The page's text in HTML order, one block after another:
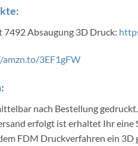
Absaugung 3D Druck:
3EF1gFW
nach Bestellung
erfolgt ist erhaltet Ihr
FDM Druckverfahren ein 3D